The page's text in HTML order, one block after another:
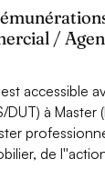
/
accessible
DUT) à Master
de